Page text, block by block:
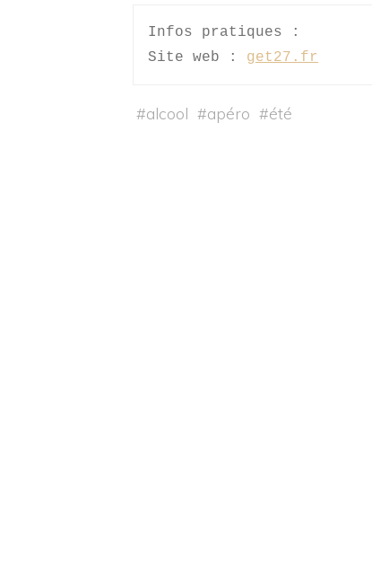
Infos pratiques :
Site web : get27.fr
#alcool #apéro #été